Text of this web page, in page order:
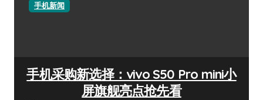
手机新闻
手机采购新选择：vivo S50 Pro mini小
屏旗舰亮点抢先看